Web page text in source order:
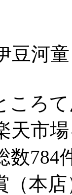
豆河
ころ
天市
数
（本店